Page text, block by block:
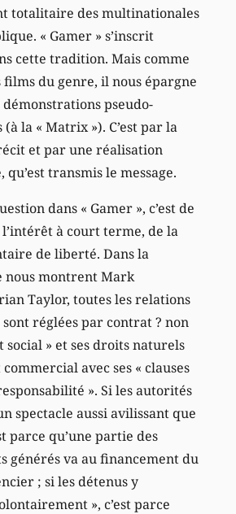
totalitaire des multinationales
« Gamer » s’inscrit
cette tradition. Mais comme
films du genre, il nous épargne
pseudo-
la « Matrix »). C’est par la
et par une réalisation
transmis le message.
dans « Gamer », c’est de
à court terme, de la
de liberté. Dans la
nous montrent Mark
Taylor, toutes les relations
réglées par contrat ? non
social » et ses droits naturels
avec ses « clauses
». Si les autorités
spectacle aussi avilissant que
parce qu’une partie des
générés va au financement du
; si les détenus y
», c’est parce